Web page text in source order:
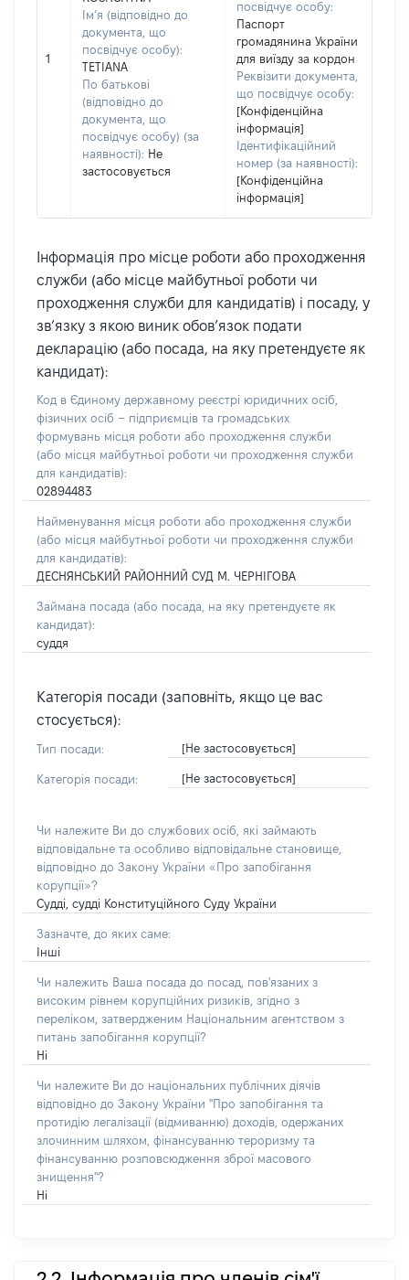
1
Ім’я (відповідно до
документа, що
посвідчує особу):
TETIANA
По батькові
(відповідно до
документа, що
посвідчує особу) (за
наявності): Не
застосовується
посвідчує особу:
Паспорт
громадянина України
для виїзду за кордон
Реквізити документа,
що посвідчує особу:
[Конфіденційна
інформація]
Ідентифікаційний
номер (за наявності):
[Конфіденційна
інформація]
Інформація про місце роботи або проходження
служби (або місце майбутньої роботи чи
проходження служби для кандидатів) і посаду, у
зв’язку з якою виник обов’язок подати
декларацію (або посада, на яку претендуєте як
кандидат):
Код в Єдиному державному реєстрі юридичних осіб,
фізичних осіб – підприємців та громадських
формувань місця роботи або проходження служби
(або місця майбутньої роботи чи проходження служби
для кандидатів):
02894483
Найменування місця роботи або проходження служби
(або місця майбутньої роботи чи проходження служби
для кандидатів):
ДЕСНЯНСЬКИЙ РАЙОННИЙ СУД М. ЧЕРНІГОВА
Займана посада (або посада, на яку претендуєте як
кандидат):
суддя
Категорія посади (заповніть, якщо це вас
стосується):
Тип посади: [Не застосовується]
Категорія посади: [Не застосовується]
Чи належите Ви до службових осіб, які займають
відповідальне та особливо відповідальне становище,
відповідно до Закону України «Про запобігання
корупції»?
Судді, судді Конституційного Суду України
Зазначте, до яких саме:
Інші
Чи належить Ваша посада до посад, пов'язаних з
високим рівнем корупційних ризиків, згідно з
переліком, затвердженим Національним агентством з
питань запобігання корупції?
Ні
Чи належите Ви до національних публічних діячів
відповідно до Закону України "Про запобігання та
протидію легалізації (відмиванню) доходів, одержаних
злочинним шляхом, фінансуванню тероризму та
фінансуванню розповсюдження зброї масового
знищення"?
Ні